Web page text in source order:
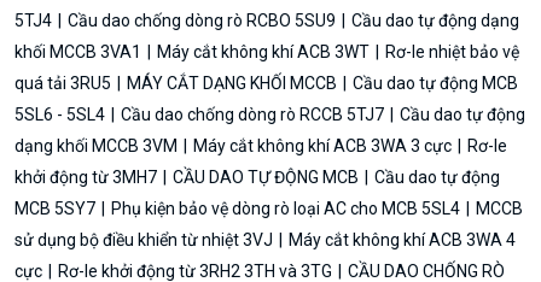
5TJ4
Cầu dao chống dòng rò RCBO 5SU9
Cầu dao tự động dạng
khối MCCB 3VA1
Máy cắt không khí ACB 3WT
Rơ-le nhiệt bảo vệ
quá tải 3RU5
MÁY CẮT DẠNG KHỐI MCCB
Cầu dao tự động MCB
5SL6 - 5SL4
Cầu dao chống dòng rò RCCB 5TJ7
Cầu dao tự động
dạng khối MCCB 3VM
Máy cắt không khí ACB 3WA 3 cực
Rơ-le
khởi động từ 3MH7
CẦU DAO TỰ ĐỘNG MCB
Cầu dao tự động
MCB 5SY7
Phụ kiện bảo vệ dòng rò loại AC cho MCB 5SL4
MCCB
sử dụng bộ điều khiển từ nhiệt 3VJ
Máy cắt không khí ACB 3WA 4
cực
Rơ-le khởi động từ 3RH2 3TH và 3TG
CẦU DAO CHỐNG RÒ